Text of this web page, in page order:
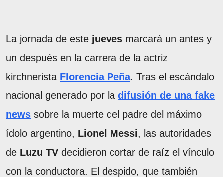
La jornada de este jueves marcará un antes y
un después en la carrera de la actriz
kirchnerista Florencia Peña. Tras el escándalo
nacional generado por la difusión de una fake
news sobre la muerte del padre del máximo
ídolo argentino, Lionel Messi, las autoridades
de Luzu TV decidieron cortar de raíz el vínculo
con la conductora. El despido, que también